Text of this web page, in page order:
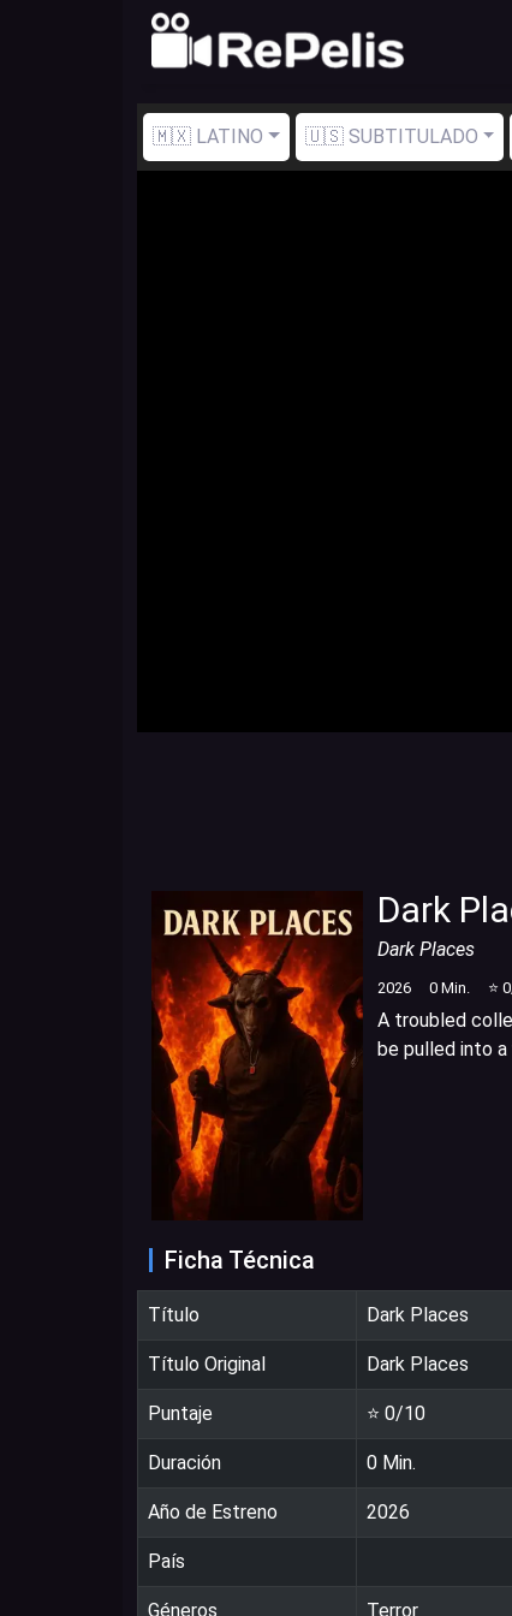
🇲🇽 LATINO 🇺🇸 SUBTITULADO
Dark
Dark Places
2026 0 Min. ⭐ 0
A troubled
be pulled into
Ficha Técnica
Título Dark Places
Título Original Dark Places
Puntaje ⭐ 0/10
Duración 0 Min.
Año de Estreno 2026
País
Géneros Terror